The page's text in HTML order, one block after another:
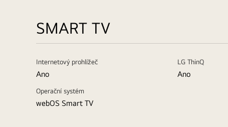
SMART TV
Internetový prohlížeč
Ano
LG ThinQ
Ano
Operační systém
webOS Smart TV